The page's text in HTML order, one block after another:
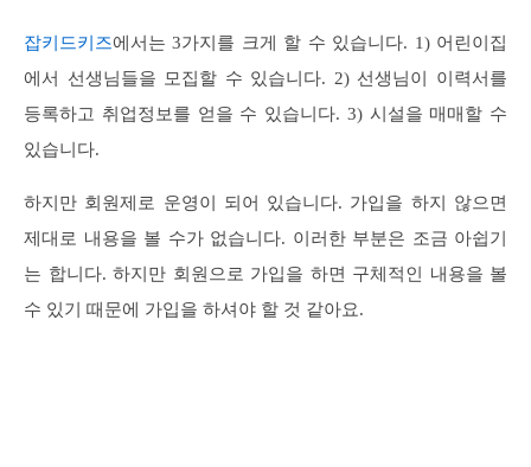
잡키드키즈에서는 3가지를 크게 할 수 있습니다. 1) 어린이집
에서 선생님들을 모집할 수 있습니다. 2) 선생님이 이력서를
등록하고 취업정보를 얻을 수 있습니다. 3) 시설을 매매할 수
있습니다.
하지만 회원제로 운영이 되어 있습니다. 가입을 하지 않으면
제대로 내용을 볼 수가 없습니다. 이러한 부분은 조금 아쉽기
는 합니다. 하지만 회원으로 가입을 하면 구체적인 내용을 볼
수 있기 때문에 가입을 하셔야 할 것 같아요.